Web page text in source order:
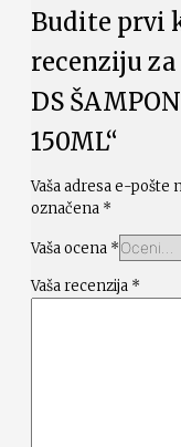
Budite prvi
recenziju za
DS
150ML“
Vaša adresa e-pošte
označena *
Vaša ocena *
Vaša recenzija *